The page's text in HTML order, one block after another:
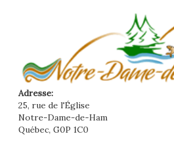
Adresse:
25, rue de l'Église
Notre-Dame-de-Ham
Québec, G0P 1C0